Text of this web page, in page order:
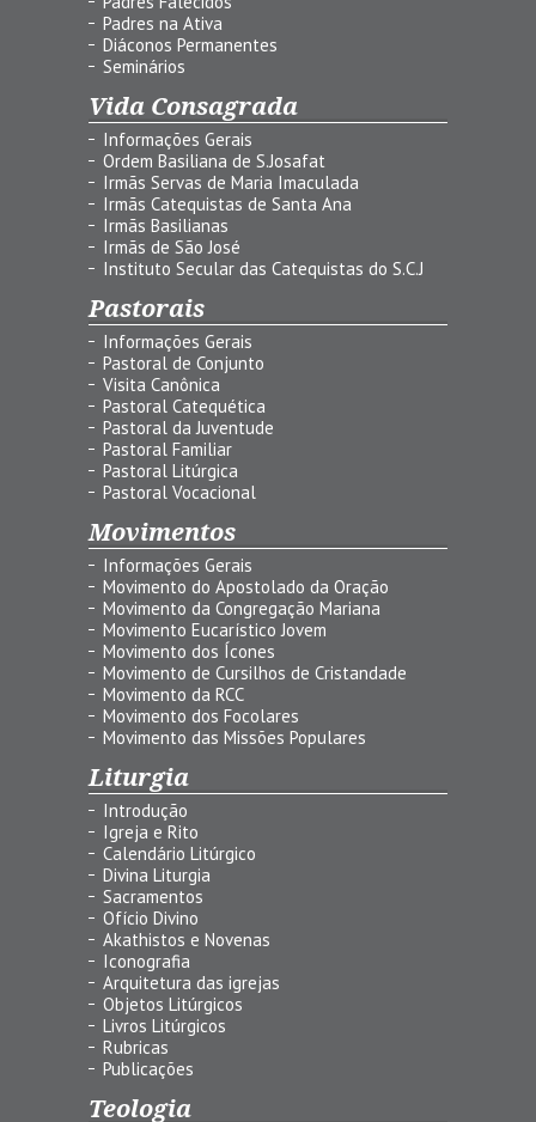
Padres na Ativa
Diáconos Permanentes
Seminários
Vida Consagrada
Informações Gerais
Ordem Basiliana de S.Josafat
Irmãs Servas de Maria Imaculada
Irmãs Catequistas de Santa Ana
Irmãs Basilianas
Irmãs de São José
Instituto Secular das Catequistas do S.C.J
Pastorais
Informações Gerais
Pastoral de Conjunto
Visita Canônica
Pastoral Catequética
Pastoral da Juventude
Pastoral Familiar
Pastoral Litúrgica
Pastoral Vocacional
Movimentos
Informações Gerais
Movimento do Apostolado da Oração
Movimento da Congregação Mariana
Movimento Eucarístico Jovem
Movimento dos Ícones
Movimento de Cursilhos de Cristandade
Movimento da RCC
Movimento dos Focolares
Movimento das Missões Populares
Liturgia
Introdução
Igreja e Rito
Calendário Litúrgico
Divina Liturgia
Sacramentos
Ofício Divino
Akathistos e Novenas
Iconografia
Arquitetura das igrejas
Objetos Litúrgicos
Livros Litúrgicos
Rubricas
Publicações
Teologia